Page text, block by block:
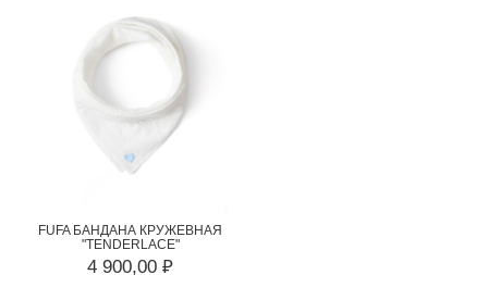
FUFA БАНДАНА КРУЖЕВНАЯ
"TENDERLACE"
4 900,00 ₽